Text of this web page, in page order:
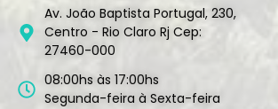
Av. João Baptista Portugal, 230,
Centro - Rio Claro Rj Cep:
27460-000
08:00hs às 17:00hs
Segunda-feira à Sexta-feira